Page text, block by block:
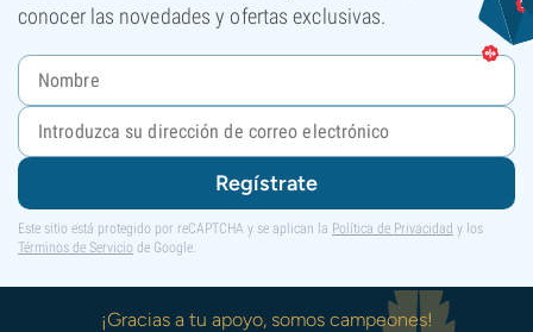
conocer las novedades y ofertas exclusivas.
Regístrate
Este sitio está protegido por reCAPTCHA y se aplican la Política de Privacidad y los
Términos de Servicio de Google.
¡Gracias a tu apoyo, somos campeones!